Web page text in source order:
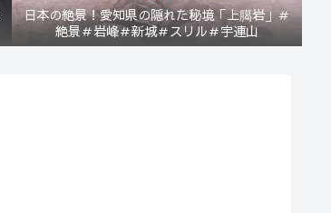
日本の絶景！愛知県の隠れた秘境「上臈岩」＃
絶景＃岩峰＃新城＃スリル＃宇連山